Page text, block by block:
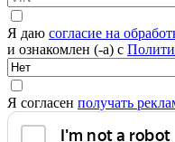
Я даю согласие на
и ознакомлен (-а) с
Я согласен получать